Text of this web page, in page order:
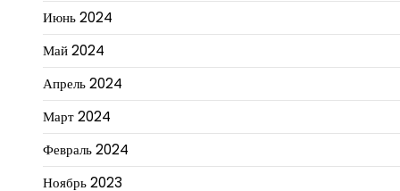
Июнь 2024
Май 2024
Апрель 2024
Март 2024
Февраль 2024
Ноябрь 2023